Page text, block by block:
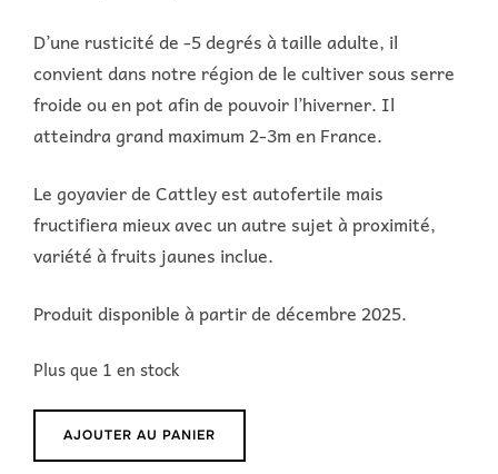
D’une rusticité de -5 degrés à taille adulte, il
convient dans notre région de le cultiver sous serre
froide ou en pot afin de pouvoir l’hiverner. Il
atteindra grand maximum 2-3m en France.
Le goyavier de Cattley est autofertile mais
fructifiera mieux avec un autre sujet à proximité,
variété à fruits jaunes inclue.
Produit disponible à partir de décembre 2025.
Plus que 1 en stock
quantité
de
AJOUTER AU PANIER